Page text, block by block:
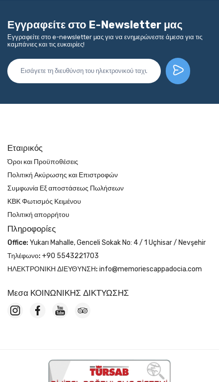
Εγγραφείτε στο E-Newsletter μας
Εγγραφείτε στο e-newsletter μας για να ενημερώνεστε άμεσα για τις
καμπάνιες και τις ευκαιρίες!
Εταιρικός
Όροι και Προϋποθέσεις
Πολιτική Ακύρωσης και Επιστροφών
Συμφωνία Εξ αποστάσεως Πωλήσεων
ΚΒΚ Φωτισμός Κειμένου
Πολιτική απορρήτου
Πληροφορίες
Office: Yukarı Mahalle, Genceli Sokak No: 4 / 1 Uçhisar / Nevşehir
Τηλέφωνο: +90 5543221703
ΗΛΕΚΤΡΟΝΙΚΗ ΔΙΕΥΘΥΝΣΗ: info@memoriescappadocia.com
Μεσα ΚΟΙΝΩΝΙΚΗΣ ΔΙΚΤΥΩΣΗΣ